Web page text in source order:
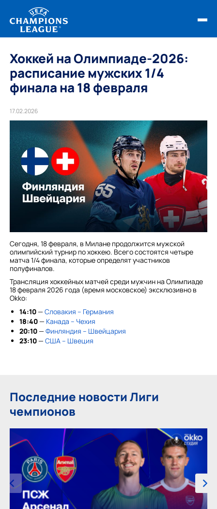
ОБЗОРЫ ЛЧ УЕФА
НОВОСТИ
Хоккей на Олимпиаде-2026:
расписание мужских 1/4
финала на 18 февраля
17.02.2026
Сегодня, 18 февраля, в Милане продолжится мужской
олимпийский турнир по хоккею. Всего состоятся четыре
матча 1/4 финала, которые определят участников
полуфиналов.
Трансляция хоккейных матчей среди мужчин на Олимпиаде
18 февраля 2026 года (время московское) эксклюзивно в
Okko:
14:10— Словакия – Германия
18:40— Канада – Чехия
20:10— Финляндия – Швейцария
23:10— США – Швеция
Последние новости Лиги
чемпионов